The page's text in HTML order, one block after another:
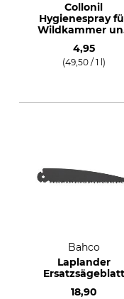
Collonil
Hygienespray
Wildkammer
4,95
(49,50 / 1 l)
Bahco
Laplander
Ersatzsägeblatt
18,90